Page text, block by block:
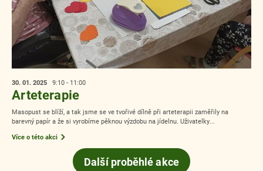
30. 01. 2025 9:10 - 11:00
Arteterapie
Masopust se blíží, a tak jsme se ve tvořivé dílně při arteterapii zaměřily na
barevný papír a že si vyrobíme pěknou výzdobu na jídelnu. Uživatelky...
Více o této akci
Další proběhlé akce